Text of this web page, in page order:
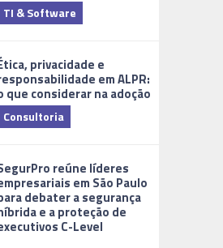
TI & Software
privacidade e
em ALPR:
que considerar na adoção
Consultoria
reúne líderes
em São Paulo
debater a segurança
e a proteção de
C-Level